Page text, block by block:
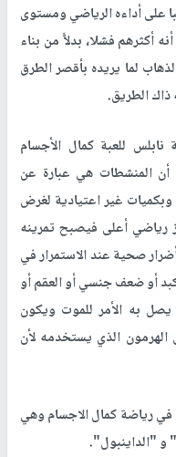
على أداءه الرياضي ومستوى
أكثرهم فشلا، بدلاًّ من بناء
لما يريده بأقصر الطرق
ذاك الطريق.
للعبة كمال الأجسام
أن المنشطات هي عبارة عن
غير اعتيادية لغرض
رياضي أعلى فيصبح تمرينه
صحية عند الاستمرار في
أو ضعف جنسي أو العقم أو
به الأمر للموت ويكون
الذي يستخدمه لأن
رياضة كمال الاجسام وهي
"الداينبول".